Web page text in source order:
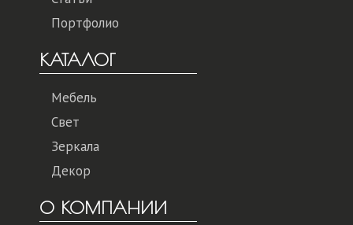
Портфолио
КАТАЛОГ
Мебель
Свет
Зеркала
Декор
О КОМПАНИИ